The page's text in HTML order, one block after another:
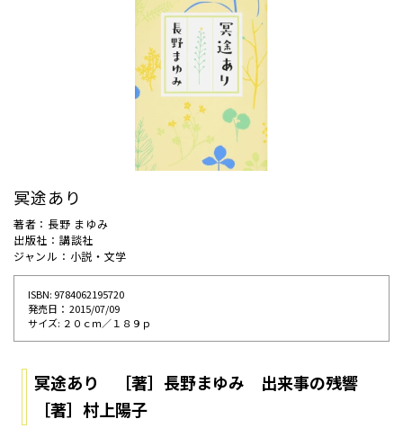
冥途あり
著者：長野 まゆみ
出版社：講談社
ジャンル：小説・文学
ISBN: 9784062195720
発売⽇： 2015/07/09
サイズ: ２０ｃｍ／１８９ｐ
冥途あり ［著］長野まゆみ 出来事の残響
［著］村上陽子